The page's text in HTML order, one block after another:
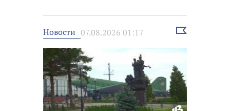
Новости 07.08.2026 01:17
Выбрать